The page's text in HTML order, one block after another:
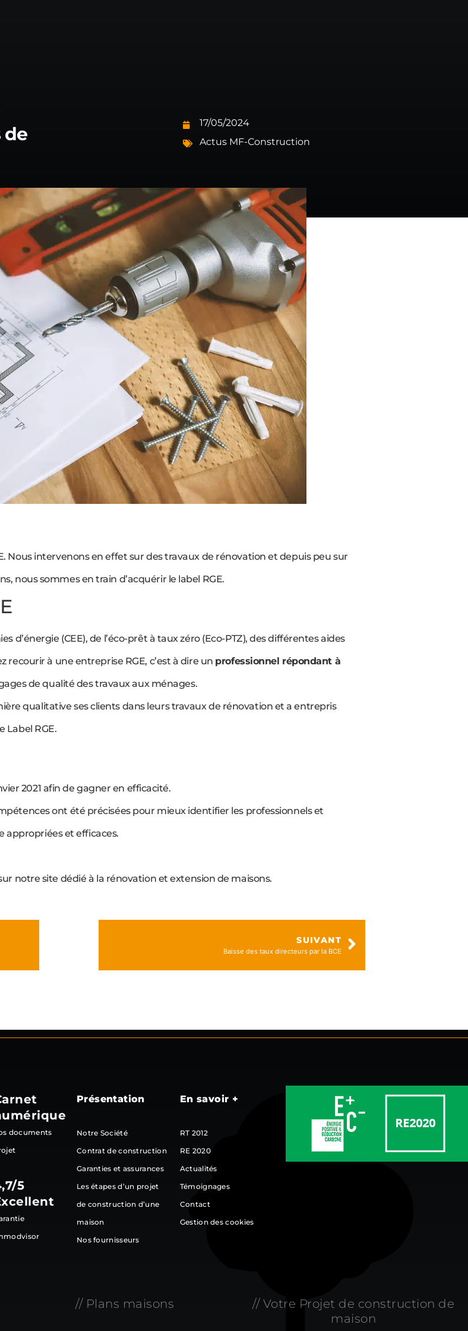
de
17/05/2024
Actus MF-Construction
Nous intervenons en effet sur des travaux de rénovation et depuis peu sur
nous sommes en train d’acquérir le label RGE.
d’énergie (CEE), de l’éco-prêt à taux zéro (Eco-PTZ), des différentes aides
à une entreprise RGE, c’est à dire un professionnel répondant à
de qualité des travaux aux ménages.
qualitative ses clients dans leurs travaux de rénovation et a entrepris
Label RGE.
2021 afin de gagner en efficacité.
ont été précisées pour mieux identifier les professionnels et
appropriées et efficaces.
notre site dédié à la rénovation et extension de maisons.
SUIVANT
Baisse des taux directeurs par la BCE
documents
5
Présentation
Notre Société
Contrat de construction
Garanties et assurances
Les étapes d’un projet
de construction d’une
maison
Nos fournisseurs
En savoir +
RT 2012
RE 2020
Actualités
Témoignages
Contact
Gestion des cookies
// Plans maisons
// Votre Projet de construction de
maison